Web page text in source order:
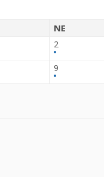
NE
2
9